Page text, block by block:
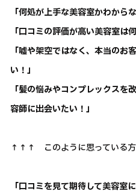
「何処が上手な美容室かわから
「口コミの評価が高い美容室は何
「嘘や架空ではなく、本当のお
い！」
「髪の悩みやコンプレックスを
容師に出会いたい！」
↑↑↑ このように思っている
「口コミを見て期待して美容室